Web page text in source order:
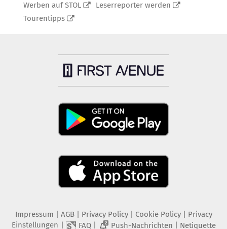
Werben auf STOL
Leserreporter werden
Tourentipps
Impressum AGB Privacy Policy| Cookie Policy| Privacy
Einstellungen
FAQ| 2 Push-Nachrichten Netiquette